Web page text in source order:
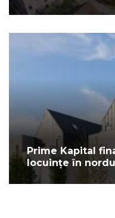
Prime Kapital
locuințe în